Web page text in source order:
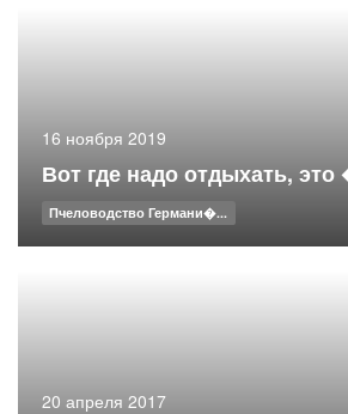
16 ноября 2019
Вот где надо отдыхать, это
Пчеловодство Германи�...
20 апреля 2017